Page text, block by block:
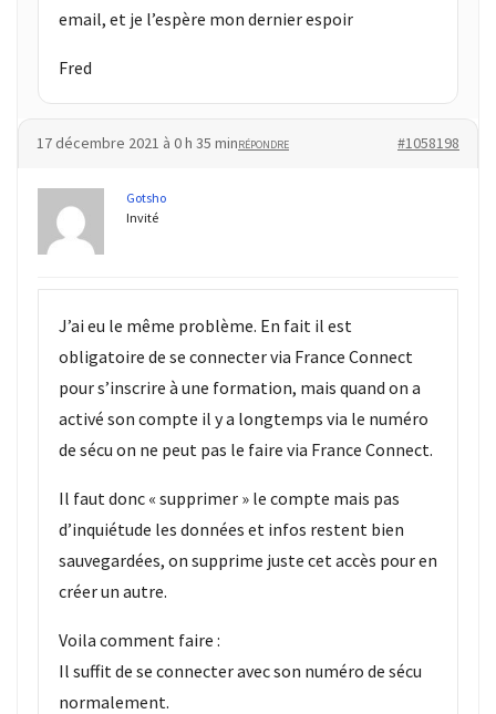
email, et je l’espère mon dernier espoir
Fred
17 décembre 2021 à 0 h 35 min #1058198
RÉPONDRE
Gotsho
Invité
J’ai eu le même problème. En fait il est
obligatoire de se connecter via France Connect
pour s’inscrire à une formation, mais quand on a
activé son compte il y a longtemps via le numéro
de sécu on ne peut pas le faire via France Connect.
Il faut donc « supprimer » le compte mais pas
d’inquiétude les données et infos restent bien
sauvegardées, on supprime juste cet accès pour en
créer un autre.
Voila comment faire :
Il suffit de se connecter avec son numéro de sécu
normalement.